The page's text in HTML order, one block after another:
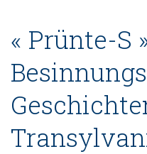
« Prünte-S